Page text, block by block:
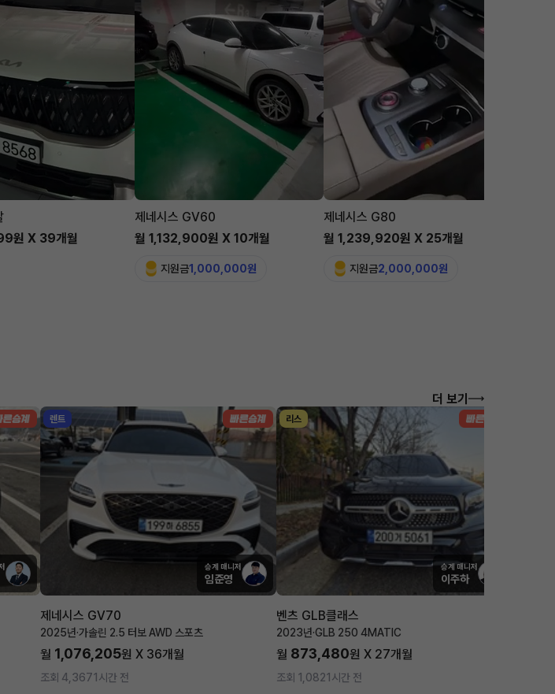
원 X 39개월
제네시스 GV60
월 1,132,900원 X 10개월
지원금1,000,000원
제네시스 G80
월 1,239,920원 X 25개월
지원금2,000,000원
더 보기
렌트
승계 매니저
임준영
제네시스 GV70
2025년·가솔린 2.5 터보 AWD 스포츠
월 1,076,205원 X 36개월
조회 4,3671시간 전
리스
승계 매니저
이주하
벤츠 GLB클래스
2023년·GLB 250 4MATIC
월 873,480원 X 27개월
조회 1,0821시간 전